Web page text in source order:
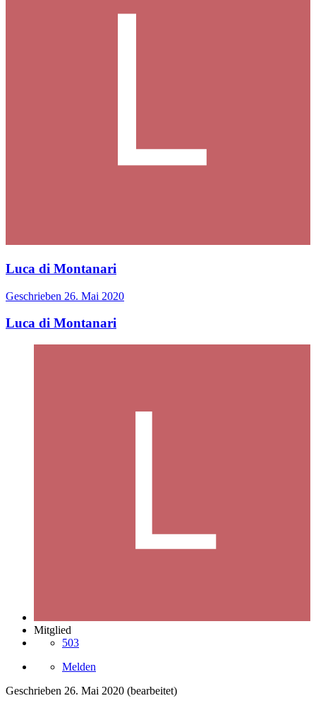
Luca di Montanari
Geschrieben 26. Mai 2020
Luca di Montanari
Mitglied
503
Melden
Geschrieben 26. Mai 2020 (bearbeitet)